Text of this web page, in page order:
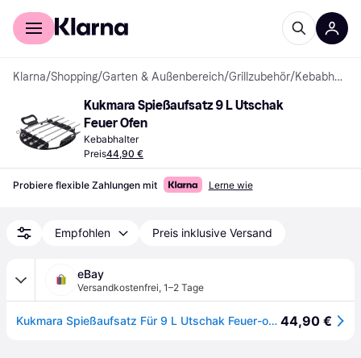
Für Shopper
Klarna/Shopping/Garten & Außenbereich/Grillzubehör/ Kebabhalter
Kukmara Spießaufsatz 9 L Utschak
Feuer Ofen
Kebabhalter
Preis44,90 €
Probiere flexible Zahlungen mit Lerne wie
Empfohlen Preis inklusive Versand
eBay
Versandkostenfrei, 1–2 Tage
Kukmara Spießaufsatz Für 9 L Utschak Feuer-ofen 37 Cm Inkl 5 Spiesse Kugel-grill 44,90 €